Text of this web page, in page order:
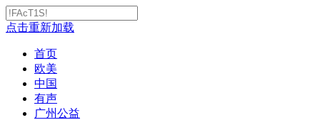
点击重新加载
首页
欧美
中国
有声
广州公益